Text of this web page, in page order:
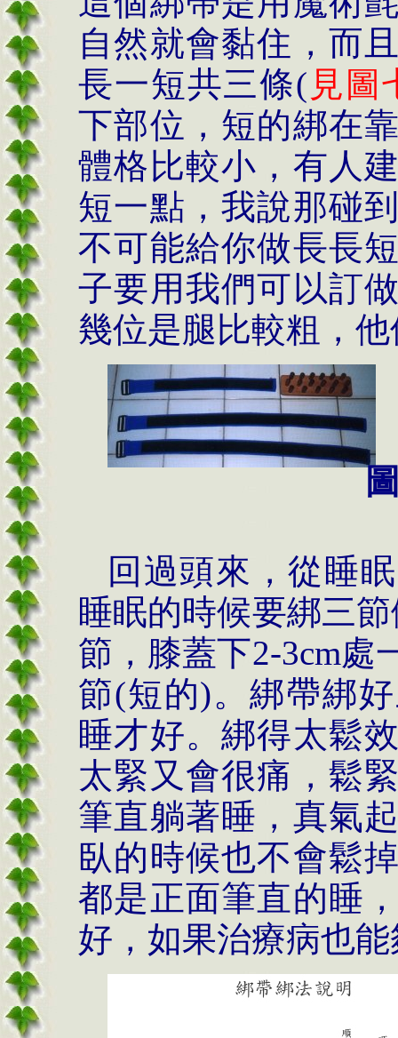
自然就會黏住，而
長一短共三條( 見圖
下部位，短的綁在
體格比較小，有人
短一點，我說那碰
不可能給你做長長
子要用我們可以訂
幾位是腿比較粗，
回過頭來，從睡
睡眠的時候要綁三
節，膝蓋下2-3cm處
節(短的)。綁帶綁
睡才好。綁得太鬆
太緊又會很痛，鬆
筆直躺著睡，真氣
臥的時候也不會鬆
都是正面筆直的睡
好，如果治療病也